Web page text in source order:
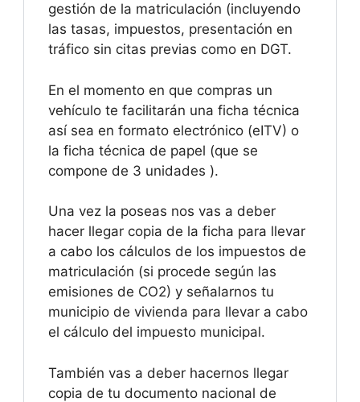
gestión de la matriculación (incluyendo
las tasas, impuestos, presentación en
tráfico sin citas previas como en DGT.
En el momento en que compras un
vehículo te facilitarán una ficha técnica
así sea en formato electrónico (eITV) o
la ficha técnica de papel (que se
compone de 3 unidades ).
Una vez la poseas nos vas a deber
hacer llegar copia de la ficha para llevar
a cabo los cálculos de los impuestos de
matriculación (si procede según las
emisiones de CO2) y señalarnos tu
municipio de vivienda para llevar a cabo
el cálculo del impuesto municipal.
También vas a deber hacernos llegar
copia de tu documento nacional de